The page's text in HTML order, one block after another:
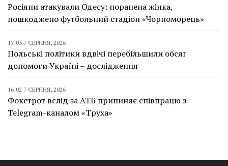
Росіяни атакували Одесу: поранена жінка,
пошкоджено футбольний стадіон «Чорноморець»
17:05 7 СЕРПНЯ, 2026
Польські політики вдвічі перебільшили обсяг
допомоги Україні – дослідження
16:02 7 СЕРПНЯ, 2026
Фокстрот вслід за АТБ припиняє співпрацю з
Telegram-каналом «Труха»